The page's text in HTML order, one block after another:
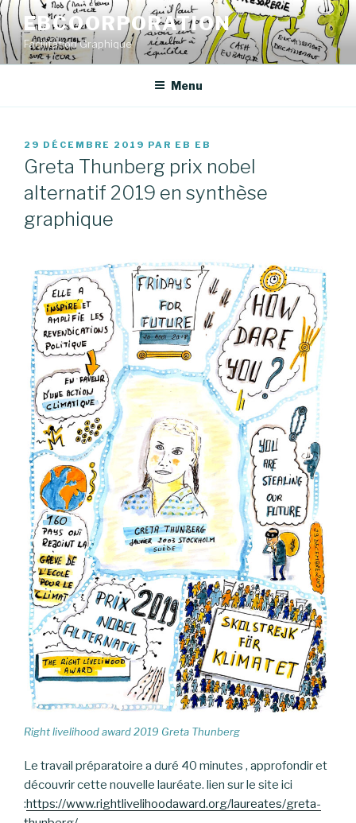
Aller
au
contenu
principal
EBCOORPORATION
Facilitation Graphique
Menu
PUBLIÉ
LE
29 DÉCEMBRE 2019 PAR EB EB
Greta Thunberg prix nobel
alternatif 2019 en synthèse
graphique
Right livelihood award 2019 Greta Thunberg
Le travail préparatoire a duré 40 minutes , approfondir et
découvrir cette nouvelle lauréate. lien sur le site ici
:https://www.rightlivelihoodaward.org/laureates/greta-